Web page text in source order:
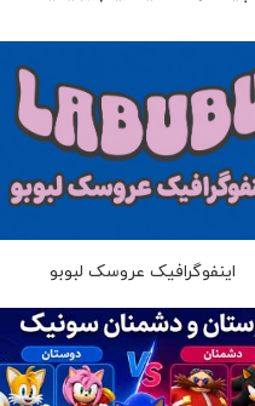
اینفوگرافیک عروسک لبوبو